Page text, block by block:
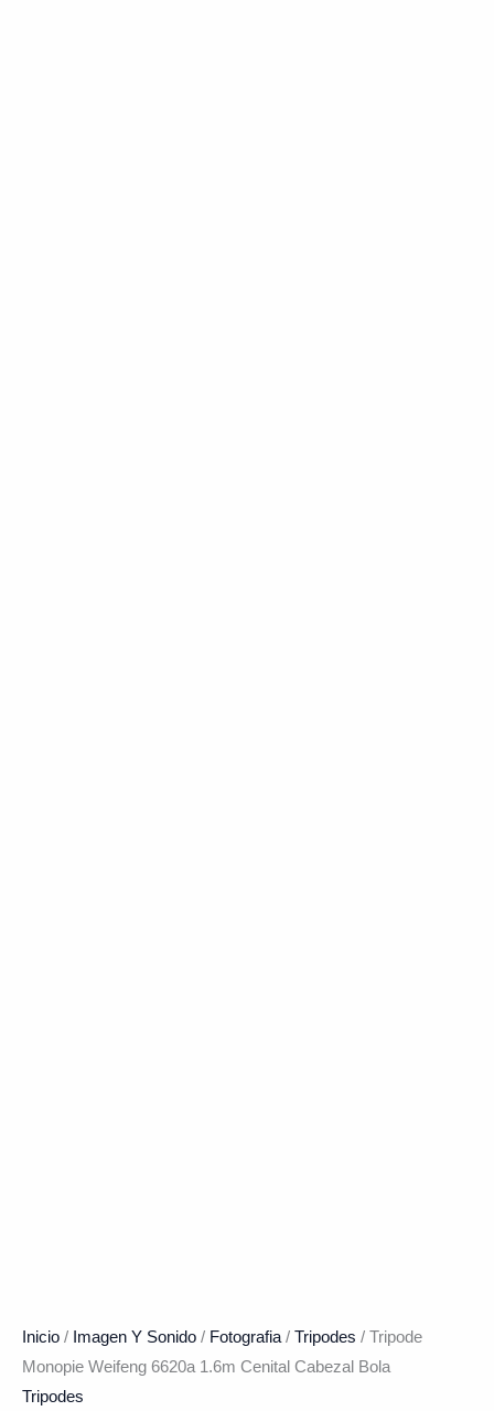
Inicio / Imagen Y Sonido / Fotografia/ Tripodes / Tripode
Monopie Weifeng 6620a 1.6m Cenital Cabezal Bola
Tripodes